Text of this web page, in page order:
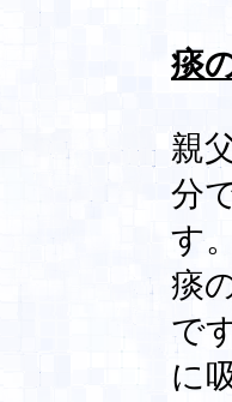
痰
親
分
す。
痰
で
に